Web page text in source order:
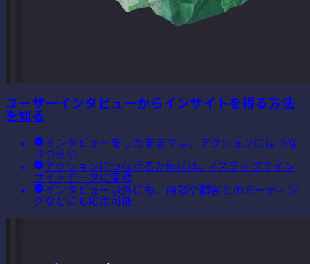
ユーザーインタビューからインサイトを得る方法
を知る
インタビューをしたままでは、アクションにはつな
げづらい
アクションにつなげるためには、4ステップでイン
サイトデータに変換
インタビュー以外にも、商談や顧客とのミーティン
グなどにも応用可能